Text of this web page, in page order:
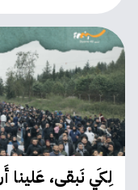
لِكَي نَبقى، عَلينا